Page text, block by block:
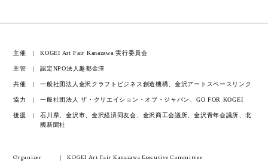
主催 KOGEI Art Fair Kanazawa 実行委員会
主管 認定NPO法人趣都金澤
共催 一般社団法人金沢クラフトビジネス創造機構、金沢アートスペースリンク
協力 一般社団法人 ザ・クリエイション・オブ・ジャパン、GO FOR KOGEI
後援
石川県、金沢市、金沢経済同友会、金沢商工会議所、金沢青年会議所、北
國新聞社
Organizer
KOGEI Art Fair Kanazawa Executive Committee